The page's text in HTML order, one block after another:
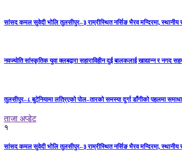
सांसद कमल सुवेदी भोलि तुलसीपुर–३ राम्रीस्थित नर्सिङ भैरव मन्दिरमा, स्थानीय
नवज्योति सांस्कृतिक युवा क्लबद्वारा सहाराविहीन दुई बालकलाई खाद्यान्न र नगद
तुलसीपुर–८ बुटेनियामा लत्रिएको पोल–तारको समस्या दुर्गा डाँगीको पहलमा
ताजा अप्डेट
१
सांसद कमल सुवेदी भोलि तुलसीपुर–३ राम्रीस्थित नर्सिङ भैरव मन्दिरमा, स्थानीय